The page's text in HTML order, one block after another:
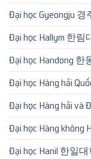
Đại học Gyeongju
Đại học Hallym 한림
Đại học Handong 한
Đại học Hàng hải
Đại học Hàng hải và
Đại học Hàng không
Đại học Hanil 한일